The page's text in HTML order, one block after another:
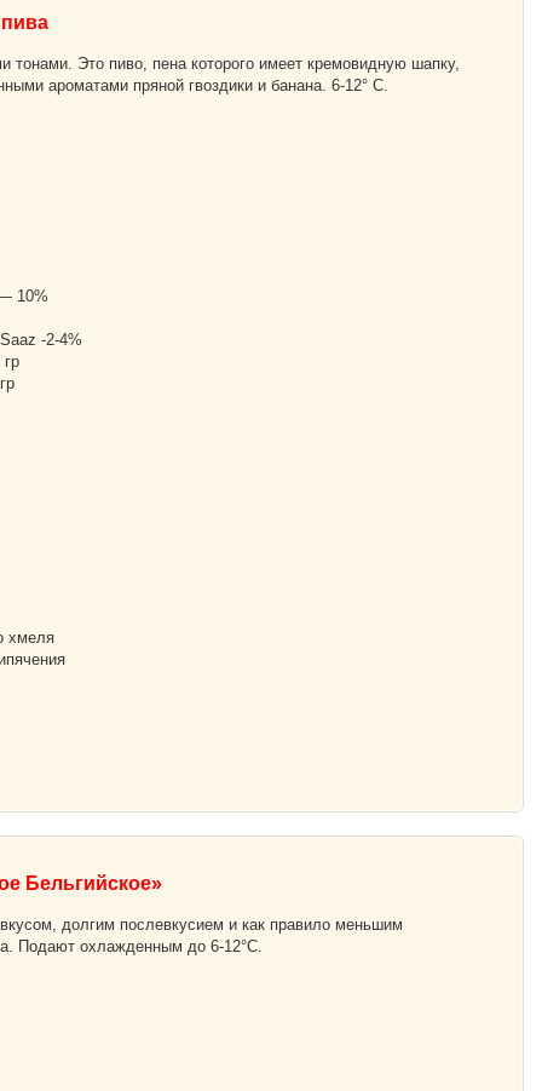
тонами. Это пиво, пена которого имеет кремовидную шапку,
ароматами пряной гвоздики и банана. 6-12° С.
10%
-2-4%
хмеля
Бельгийское»
долгим послевкусием и как правило меньшим
Подают охлажденным до 6-12°С.